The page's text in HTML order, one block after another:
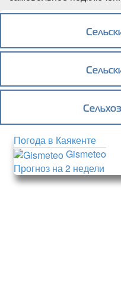
Подробнеео Магомед
района,
с.Рыбалка
Погода в Каякенте
Gismeteo
Прогноз на 2 недели